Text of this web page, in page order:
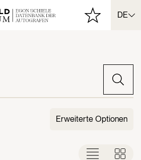
DE
Erweiterte Optionen